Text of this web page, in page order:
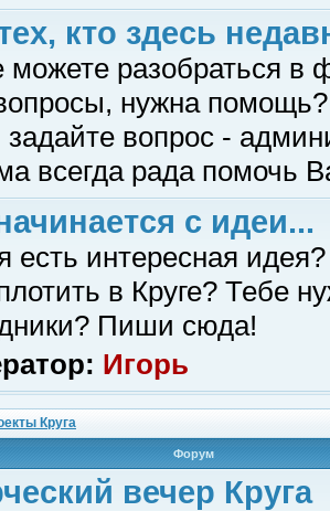
кто здесь
можете разобраться в
нужна помощь?
вопрос -
всегда рада помочь
с идеи...
есть интересная
в Круге? Тебе
Пиши сюда!
Игорь
Круга
Форум
вечер Круга